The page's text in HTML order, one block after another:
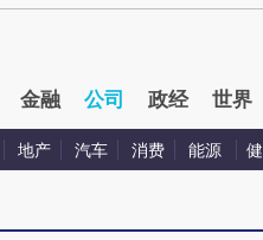
金融 公司 政经 世界
地产 汽车 消费 能源